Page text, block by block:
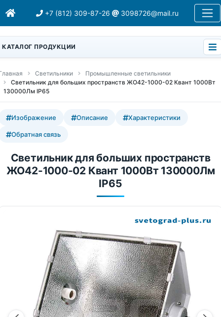
+7 (812) 309-87-26 3098726@mail.ru
КАТАЛОГ ПРОДУКЦИИ
Светильники
Промышленные светильники
Светильник для больших пространств ЖО42-1000-02 Квант 1000Вт
130000Лм IP65
Изображение Описание Характеристики
Обратная связь
Светильник для больших пространств
ЖО42-1000-02 Квант 1000Вт 130000Лм
IP65